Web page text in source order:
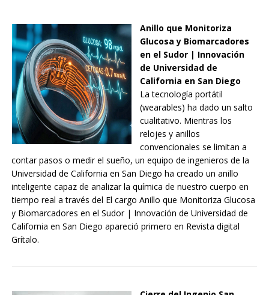
Anillo que Monitoriza
Glucosa y Biomarcadores
en el Sudor | Innovación
de Universidad de
California en San Diego
La tecnología portátil
(wearables) ha dado un salto
cualitativo. Mientras los
relojes y anillos
convencionales se limitan a
contar pasos o medir el sueño, un equipo de ingenieros de la
Universidad de California en San Diego ha creado un anillo
inteligente capaz de analizar la química de nuestro cuerpo en
tiempo real a través del El cargo Anillo que Monitoriza Glucosa
y Biomarcadores en el Sudor | Innovación de Universidad de
California en San Diego apareció primero en Revista digital
Grítalo.